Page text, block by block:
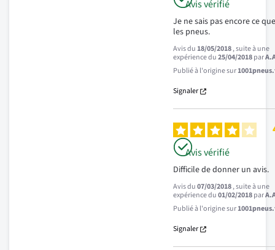
Avis vérifié
Je ne sais pas encore ce
les pneus.
Avis du18/05/2018, suite à une
expérience du25/04/2018par
Publié à l'origine sur
Signaler
Avis vérifié
Difficile de donner un avis.
Avis du07/03/2018, suite à une
expérience du01/02/2018par
Publié à l'origine sur
Signaler